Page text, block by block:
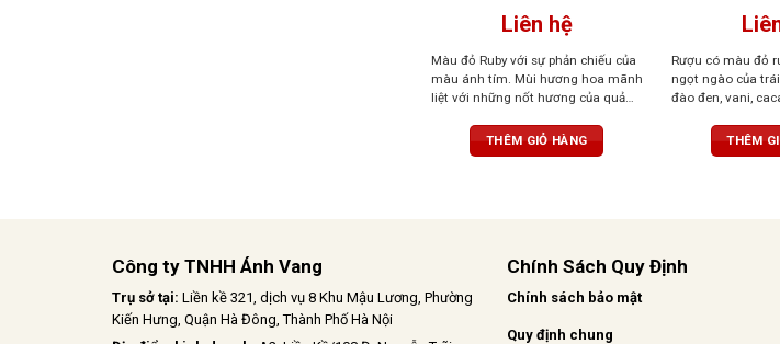
Liên hệ
Màu đỏ Ruby với sự phản chiếu của
màu ánh tím. Mùi hương hoa mãnh
liệt với những nốt hương của quả
đen, quả mâm xôiTHÊM GIỎ HÀNG
Rượu có màu đỏ
ngọt ngào của
đào đen, vani,
cảm nhận tinh tế
gia vị khác. Hậu
THÊM
Công ty TNHH Ánh Vang
Trụ sở tại: Liền kề 321, dịch vụ 8 Khu Mậu Lương, Phường
Kiến Hưng, Quận Hà Đông, Thành Phố Hà Nội
Chính Sách Quy Định
Chính sách bảo mật
Quy định chung